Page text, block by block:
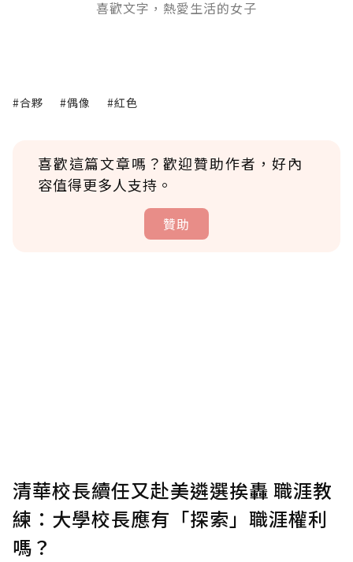
喜歡文字，熱愛生活的女子
#合夥 #偶像 #紅色
喜歡這篇文章嗎？歡迎贊助作者，好內
容值得更多人支持。
贊助
確認送出
清華校長續任又赴美遴選挨轟 職涯教
練：大學校長應有「探索」職涯權利
嗎？